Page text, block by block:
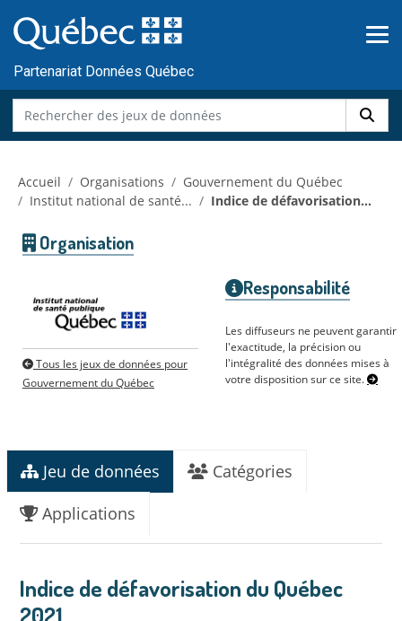
au
contenu
Partenariat Données Québec
Accueil Organisations
Gouvernement du Québec
Institut national de santé...
Indice de défavorisation...
Organisation
Tous les jeux de données pour
Gouvernement du Québec
Responsabilité
Les diffuseurs ne peuvent garantir
l'exactitude, la précision ou
l'intégralité des données mises à
votre disposition sur ce site.
Jeu de données
Catégories
Applications
Indice de défavorisation du Québec
2021